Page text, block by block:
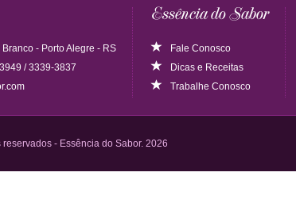
- Porto Alegre - RS
/ 3339-3837
Essência do Sabor
Fale Conosco
Dicas e Receitas
Trabalhe Conosco
- Essência do Sabor. 2026